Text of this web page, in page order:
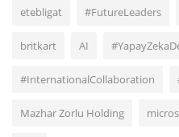
etebligat #FutureLeaders
britkart AI
#InternationalCollaboration
Mazhar Zorlu Holding